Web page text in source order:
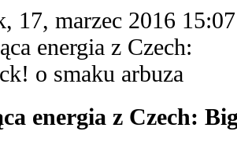
17, marzec 2016 15:07
energia z Czech: